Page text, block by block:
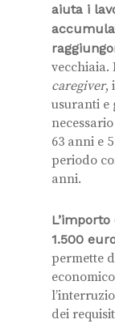
aiuta i
vecchiaia.
caregiver,
usuranti e
63 anni e
periodo
anni.
1.500
permette
dei